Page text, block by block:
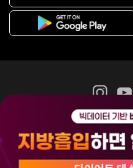
365mc 병·의원 이용
비급여진
(주)365mcㅣ서울특별시 서초구